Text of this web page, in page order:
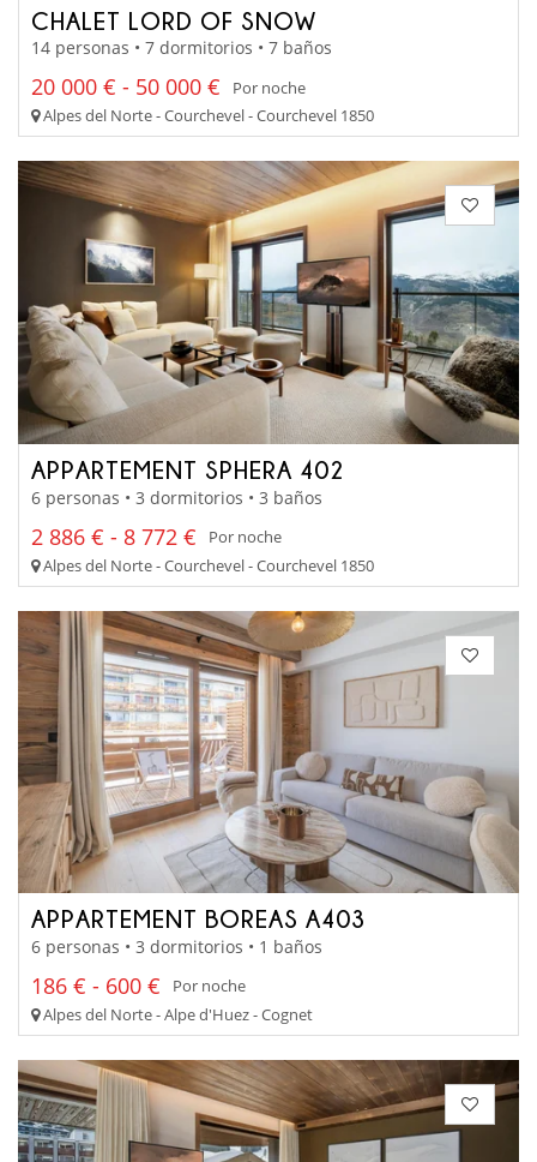
CHALET LORD OF SNOW
14 personas • 7 dormitorios • 7 baños
20 000 € - 50 000 €
Por noche
Alpes del Norte - Courchevel - Courchevel 1850
APPARTEMENT SPHERA 402
6 personas • 3 dormitorios • 3 baños
2 886 € - 8 772 €
Por noche
Alpes del Norte - Courchevel - Courchevel 1850
APPARTEMENT BOREAS A403
6 personas • 3 dormitorios • 1 baños
186 € - 600 €
Por noche
Alpes del Norte - Alpe d'Huez - Cognet